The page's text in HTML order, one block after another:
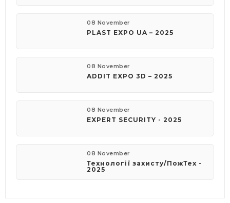
08 November
PLAST EXPO UA – 2025
08 November
ADDIT EXPO 3D – 2025
08 November
EXPERT SECURITY - 2025
08 November
Технології захисту/ПожТех -
2025